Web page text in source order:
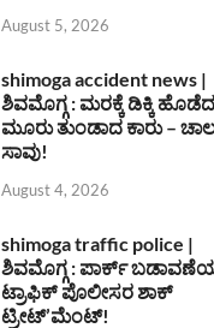
August 5, 2026
shimoga accident news |
ಶಿವಮೊಗ್ಗ : ಮರಕ್ಕೆ ಡಿಕ್ಕಿ
ಮೂರು ತುಂಡಾದ ಕಾರು –
ಸಾವು!
August 4, 2026
shimoga traffic police |
ಶಿವಮೊಗ್ಗ : ಪಾರ್ಕ್
ಟ್ರಾಫಿಕ್ ಪೊಲೀಸರ ಶಾಕ್
ಟ್ರೀಟ್’ಮೆಂಟ್!